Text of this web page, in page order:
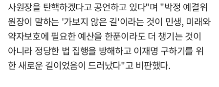
사원장을 탄핵하겠다고 공언하고 있다"며 "박정 예결위
원장이 말하는 '가보지 않은 길'이라는 것이 민생, 미래와
약자보호에 필요한 예산을 한푼이라도 더 챙기는 것이
아니라 정당한 법 집행을 방해하고 이재명 구하기를 위
한 새로운 길이었음이 드러났다"고 비판했다.